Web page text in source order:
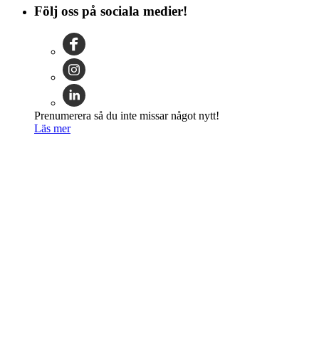
Följ oss på sociala medier!
Prenumerera så du inte missar något nytt!
Läs mer